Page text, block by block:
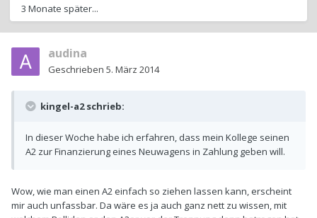
3 Monate später...
audina
Geschrieben 5. März 2014
kingel-a2 schrieb:
In dieser Woche habe ich erfahren, dass mein Kollege seinen
A2 zur Finanzierung eines Neuwagens in Zahlung geben will.
Wow, wie man einen A2 einfach so ziehen lassen kann, erscheint
mir auch unfassbar. Da wäre es ja auch ganz nett zu wissen, mit